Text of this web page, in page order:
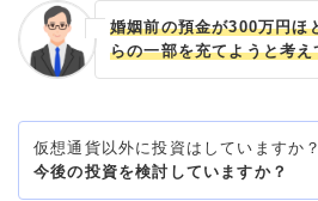
婚姻前の預金が300万円ほ
らの一部を充てようと考え
仮想通貨以外に投資はしていますか
今後の投資を検討していますか？